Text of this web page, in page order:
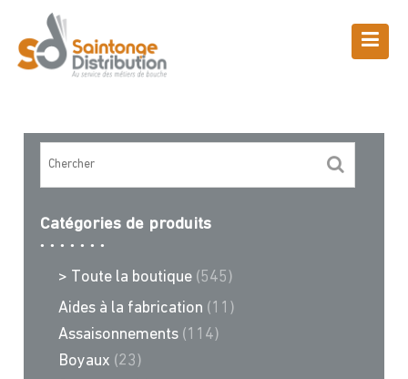
content
Boutique
Catégories de produits
> Toute la boutique (545)
Aides à la fabrication (11)
Assaisonnements (114)
Boyaux (23)